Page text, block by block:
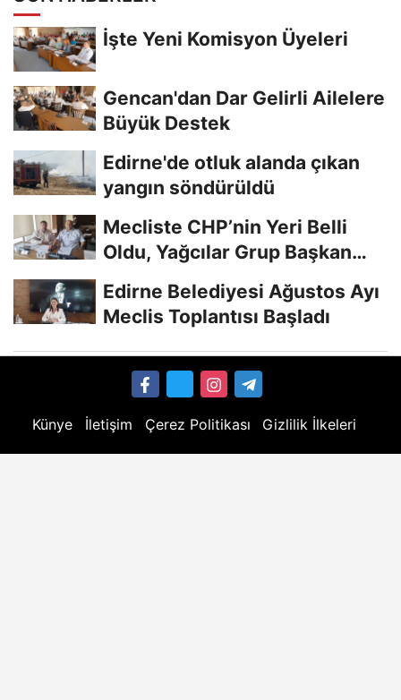
İşte Yeni Komisyon Üyeleri
Gencan'dan Dar Gelirli Ailelere
Büyük Destek
Edirne'de otluk alanda çıkan
yangın söndürüldü
Mecliste CHP’nin Yeri Belli
Oldu, Yağcılar Grup Başkan
Edirne Belediyesi Ağustos Ayı
Meclis Toplantısı Başladı
Künye İletişim Çerez Politikası Gizlilik İlkeleri